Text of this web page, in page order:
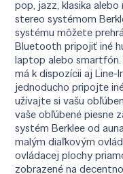
pop, jazz, klasika
stereo systémom
systému môžete
Bluetooth pripojiť iné
laptop alebo
má k dispozícii aj Line-
jednoducho pripojte
užívajte si vašu
vaše obľúbené piesne
systém Berklee od
malým diaľkovým
ovládacej plochy
zobrazené na